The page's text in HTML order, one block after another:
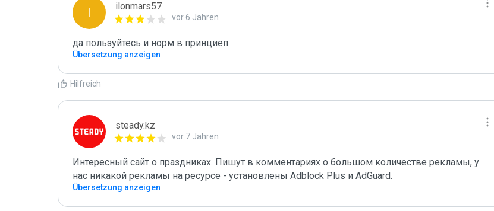
I ilonmars57
vor 6 Jahren
да пользуйтесь и норм в принциеп
Übersetzung anzeigen
Hilfreich
steady.kz
vor 7 Jahren
Интересный сайт о праздниках. Пишут в комментариях о большом количестве рекламы, у
нас никакой рекламы на ресурсе - установлены Adblock Plus и AdGuard.
Übersetzung anzeigen